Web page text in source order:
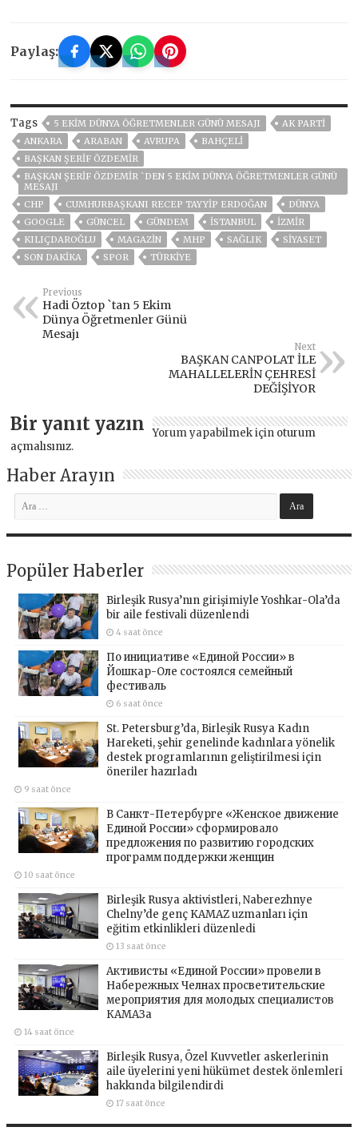
Paylaş:
Tags 5 EKIM DÜNYA ÖĞRETMENLER GÜNÜ MESAJI
AK PARTİ
ANKARA
ARABAN AVRUPA
BAHÇELİ
BAŞKAN ŞERİF ÖZDEMİR
BAŞKAN ŞERIF ÖZDEMIR `DEN 5 EKIM DÜNYA ÖĞRETMENLER GÜNÜ
MESAJI
CHP
CUMHURBAŞKANI RECEP TAYYIP ERDOĞAN
DÜNYA
GOOGLE
GÜNCEL GÜNDEM ISTANBUL
İZMIR
KILIÇDAROĞLU
MAGAZİN MHP SAĞLIK
SİYASET
SON DAKIKA
SPOR TÜRKİYE
Previous
Hadi Öztop `tan 5 Ekim
Dünya Öğretmenler Günü
Mesajı
Next
BAŞKAN CANPOLAT İLE
MAHALLELERİN ÇEHRESİ
DEĞİŞİYOR
Bir yanıt yazın Yorum yapabilmek için oturum
açmalısınız.
Haber Arayın
Popüler Haberler
Birleşik Rusya’nın girişimiyle Yoshkar-Ola’da
bir aile festivali düzenlendi
4 saat önce
По инициативе «Единой России» в
Йошкар-Оле состоялся семейный
фестиваль
6 saat önce
St. Petersburg’da, Birleşik Rusya Kadın
Hareketi, şehir genelinde kadınlara yönelik
destek programlarının geliştirilmesi için
öneriler hazırladı
9 saat önce
В Санкт-Петербурге «Женское движение
Единой России» сформировало
предложения по развитию городских
программ поддержки женщин
10 saat önce
Birleşik Rusya aktivistleri, Naberezhnye
Chelny’de genç KAMAZ uzmanları için
eğitim etkinlikleri düzenledi
13 saat önce
Активисты «Единой России» провели в
Набережных Челнах просветительские
мероприятия для молодых специалистов
КАМАЗа
14 saat önce
Birleşik Rusya, Özel Kuvvetler askerlerinin
aile üyelerini yeni hükümet destek önlemleri
hakkında bilgilendirdi
17 saat önce